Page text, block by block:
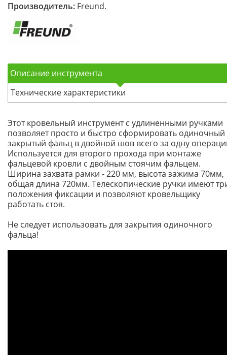
Производитель: Freund.
Описание инструмента
Технические характеристики
Этот кровельный инструмент с удлиненными ручками
позволяет просто и быстро сформировать одиночный
закрытый фальц в двойной шов всего за одну
Используется для второго прохода при монтаже
фальцевой кровли с двойным стоячим фальцем.
Ширина захвата рамки - 220 мм, высота зажима 70мм,
общая длина 720мм. Телескопические ручки имеют
положения фиксации и позволяют кровельщику
работать стоя.
Не следует использовать для закрытия одиночного
фальца!